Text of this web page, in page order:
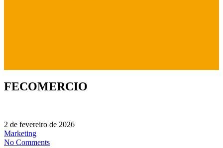
FECOMERCIO
2 de fevereiro de 2026
Marketing
No Comments